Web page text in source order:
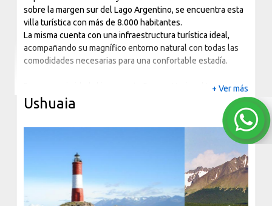
Al pie del cerro Calafate y asentada en la Bahia Redonda
sobre la margen sur del Lago Argentino, se encuentra esta
villa turística con más de 8.000 habitantes.
La misma cuenta con una infraestructura turística ideal,
acompañando su magnífico entorno natural con todas las
Por su proximidad al imponente Parque Nacional Los
Glaciares, a 80 kilómetros, se la conoce como la Capital
Es la ciudad mas cercana para visitar el Parque Nacional los
Glaciares y su famoso Glaciar Perito Moreno, declarados
Patrimonio Natural de la Humanidad por la UNESCO.
+ Ver más